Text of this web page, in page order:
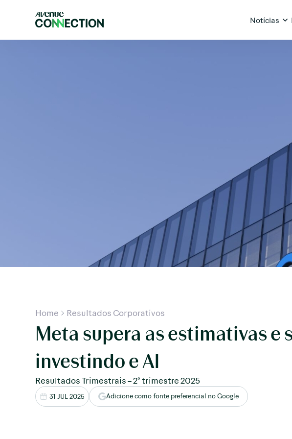
Notícias
Home Resultados Corporativos
Meta supera as estimativas e
investindo e AI
Resultados Trimestrais – 2° trimestre 2025
31 JUL 2025 Adicione como fonte preferencial no Google